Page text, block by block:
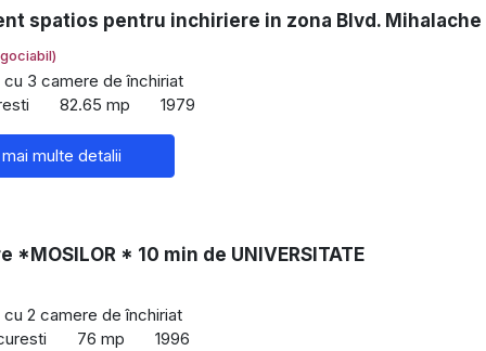
spatios pentru inchiriere in zona Blvd. Mihalache
3 camere de închiriat
82.65 mp 1979
multe detalii
*MOSILOR * 10 min de UNIVERSITATE
2 camere de închiriat
76 mp 1996